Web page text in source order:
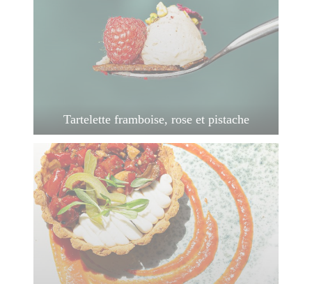
Tartelette framboise, rose et pistache